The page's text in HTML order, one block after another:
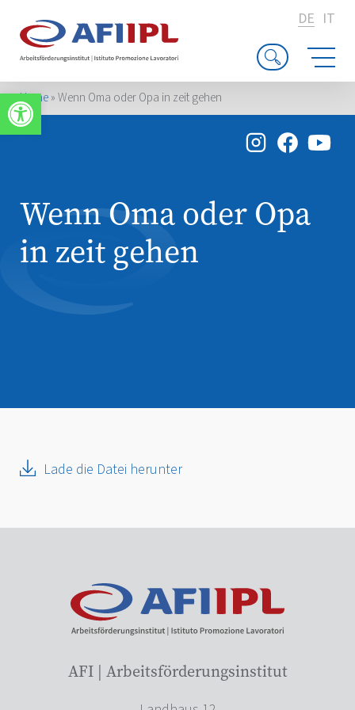
Werkzeugleiste öffnen
DE IT
Home»Wenn Oma oder Opa in zeit gehen
Wenn Oma oder Opa
in zeit gehen
Lade die Datei herunter
AFI | Arbeitsförderungsinstitut